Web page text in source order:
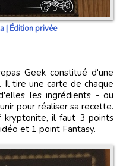
| Édition privée
tire une carte de chaque
les ingrédients - ou
pour réaliser sa recette.
kryptonite, il faut 3 points
et 1 point Fantasy.